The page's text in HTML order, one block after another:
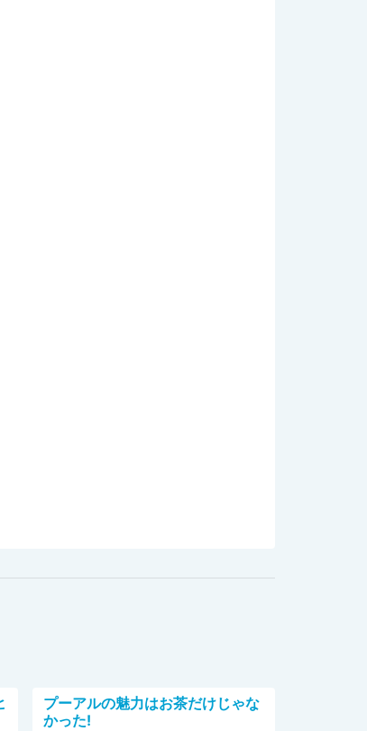
プーアルの魅力はお茶だけじゃな
かった!